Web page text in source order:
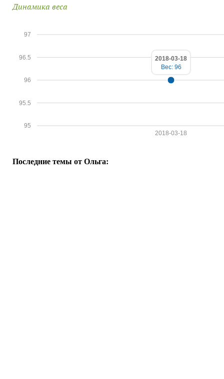
Динамика веса
95
95.5
96
96.5
97
2018-03-18
2018-03-18
Вес: 96
Последние темы от Ольга: